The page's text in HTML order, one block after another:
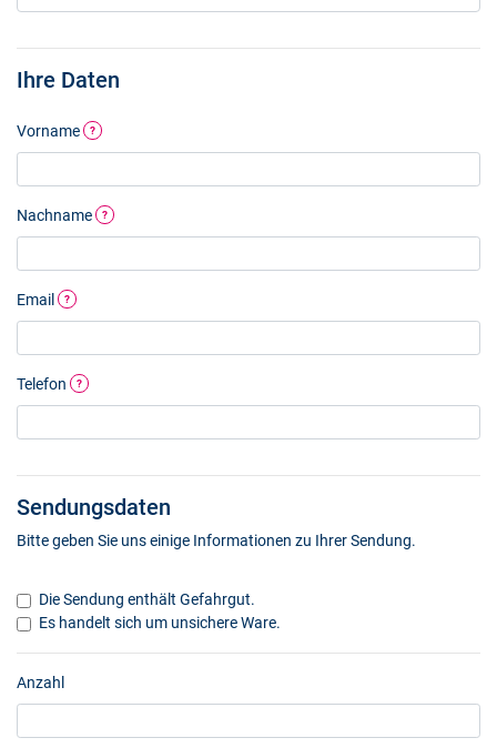
Ihre Daten
Vorname ?
Nachname ?
Email ?
Telefon ?
Sendungsdaten
Bitte geben Sie uns einige Informationen zu Ihrer Sendung.
Die Sendung enthält Gefahrgut.
Es handelt sich um unsichere Ware.
Anzahl